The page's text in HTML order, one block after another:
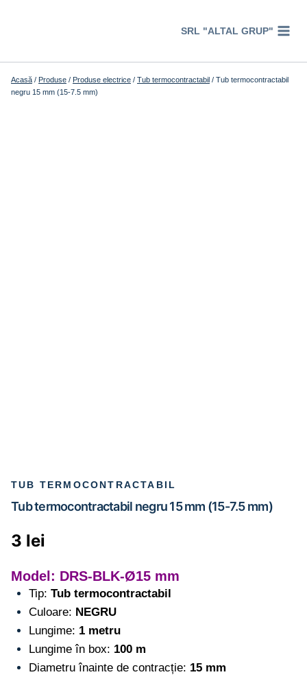
SRL "ALTAL GRUP"
Acasă / Produse / Produse electrice / Tub termocontractabil / Tub termocontractabil
negru 15 mm (15-7.5 mm)
TUB TERMOCONTRACTABIL
Tub termocontractabil negru 15 mm (15-7.5 mm)
3 lei
Model: DRS-BLK-Ø15 mm
Tip: Tub termocontractabil
Culoare: NEGRU
Lungime: 1 metru
Lungime în box: 100 m
Diametru înainte de contracție: 15 mm